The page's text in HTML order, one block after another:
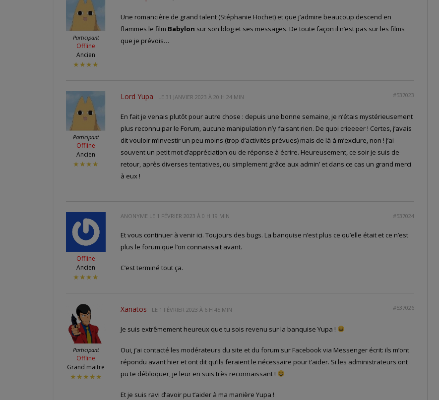
Participant
Offline
Ancien
★★★★
Une romancière de grand talent (Stéphanie Hochet) et que j’admire beaucoup descend en
flammes le film Babylon sur son blog et ses messages. De toute façon il n’est pas sur les films
que je prévois…
Participant
Offline
Ancien
★★★★
Lord Yupa LE 31 JANVIER 2023 À 20 H 24 MIN #537023
En fait je venais plutôt pour autre chose : depuis une bonne semaine, je n’étais mystérieusement
plus reconnu par le Forum, aucune manipulation n’y faisant rien. De quoi crieeeer ! Certes, j’avais
dit vouloir m’investir un peu moins (trop d’activités prévues) mais de là à m’exclure, non ! J’ai
souvent un petit mot d’appréciation ou de réponse à écrire. Heureusement, ce soir je suis de
retour, après diverses tentatives, ou simplement grâce aux admin’ et dans ce cas un grand merci
à eux !
Offline
Ancien
★★★★
ANONYME LE 1 FÉVRIER 2023 À 0 H 19 MIN #537024
Et vous continuer à venir ici. Toujours des bugs. La banquise n’est plus ce qu’elle était et ce n’est
plus le forum que l’on connaissait avant.
C’est terminé tout ça.
Participant
Offline
Grand maitre
★★★★★
Xanatos LE 1 FÉVRIER 2023 À 6 H 45 MIN #537026
Je suis extrêmement heureux que tu sois revenu sur la banquise Yupa !
Oui, j’ai contacté les modérateurs du site et du forum sur Facebook via Messenger écrit: ils m’ont
répondu avant hier et ont dit qu’ils feraient le nécessaire pour t’aider. Si les administrateurs ont
pu te débloquer, je leur en suis très reconnaissant !
Et je suis ravi d’avoir pu t’aider à ma manière Yupa !